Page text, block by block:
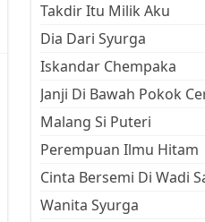
Takdir Itu Milik Aku
Dia Dari Syurga
Iskandar Chempaka
Janji Di Bawah Pokok
Malang Si Puteri
Perempuan Ilmu Hitam
Cinta Bersemi Di Wadi
Wanita Syurga